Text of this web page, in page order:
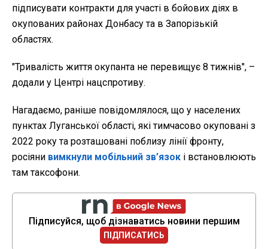
підписувати контракти для участі в бойових діях в
окупованих районах Донбасу та в Запорізькій
областях.
"Тривалість життя окупанта не перевищує 8 тижнів", –
додали у Центрі нацспротиву.
Нагадаємо, раніше повідомлялося, що у населених
пунктах Луганської області, які тимчасово окуповані з
2022 року та розташовані поблизу лінії фронту,
росіяни вимкнули мобільний зв’язок і встановлюють
там таксофони.
Підписуйся, щоб дізнаватись новини першим
ПІДПИСАТИСЬ